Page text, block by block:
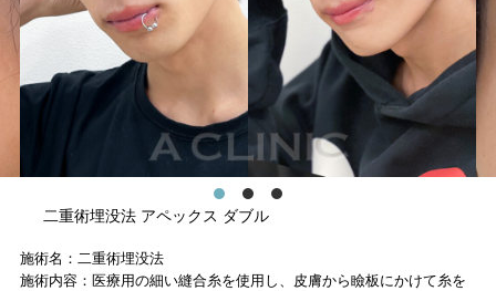
二重術埋没法 アペックス ダブル
施術名：二重術埋没法
施術内容：医療用の細い縫合糸を使用し、皮膚から瞼板にかけて糸を